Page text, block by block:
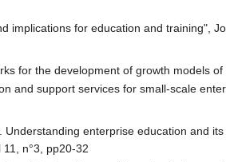
implications for education and training",
for the development of growth models
and support services for small-scale
enterprise education and
n°3, pp20-32